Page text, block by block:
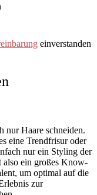
einverstanden
nur Haare schneiden.
eine Trendfrisur oder
nur ein Styling der
also ein großes Know-
um optimal auf die
zur